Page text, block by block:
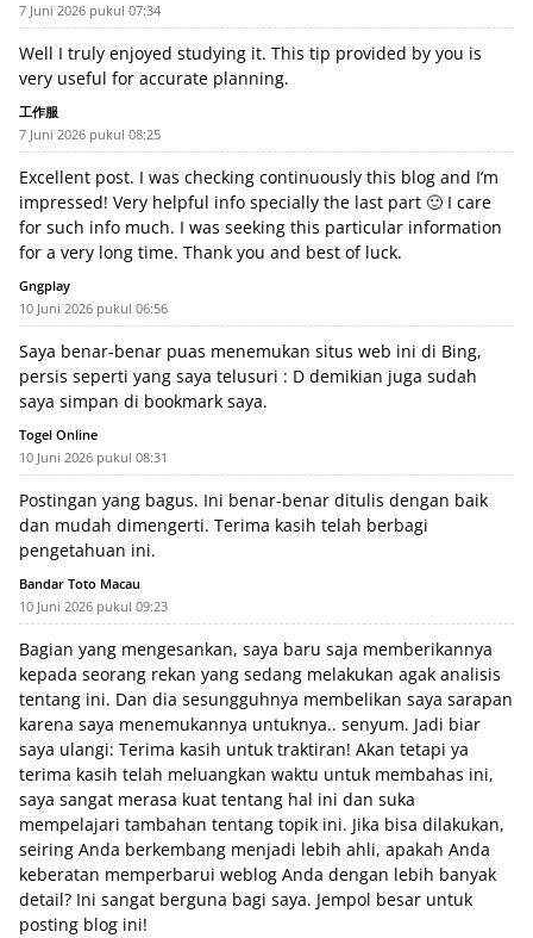
7 Juni 2026 pukul 07:34
Well I truly enjoyed studying it. This tip provided by you is
very useful for accurate planning.
工作服
7 Juni 2026 pukul 08:25
Excellent post. I was checking continuously this blog and I’m
impressed! Very helpful info specially the last part 🙂 I care
for such info much. I was seeking this particular information
for a very long time. Thank you and best of luck.
Gngplay
10 Juni 2026 pukul 06:56
Saya benar-benar puas menemukan situs web ini di Bing,
persis seperti yang saya telusuri : D demikian juga sudah
saya simpan di bookmark saya.
Togel Online
10 Juni 2026 pukul 08:31
Postingan yang bagus. Ini benar-benar ditulis dengan baik
dan mudah dimengerti. Terima kasih telah berbagi
pengetahuan ini.
Bandar Toto Macau
10 Juni 2026 pukul 09:23
Bagian yang mengesankan, saya baru saja memberikannya
kepada seorang rekan yang sedang melakukan agak analisis
tentang ini. Dan dia sesungguhnya membelikan saya sarapan
karena saya menemukannya untuknya.. senyum. Jadi biar
saya ulangi: Terima kasih untuk traktiran! Akan tetapi ya
terima kasih telah meluangkan waktu untuk membahas ini,
saya sangat merasa kuat tentang hal ini dan suka
mempelajari tambahan tentang topik ini. Jika bisa dilakukan,
seiring Anda berkembang menjadi lebih ahli, apakah Anda
keberatan memperbarui weblog Anda dengan lebih banyak
detail? Ini sangat berguna bagi saya. Jempol besar untuk
posting blog ini!